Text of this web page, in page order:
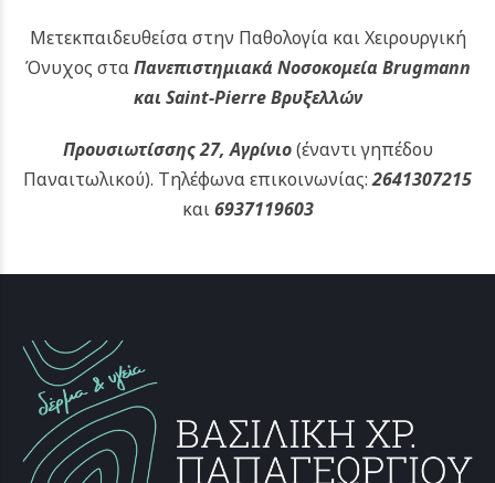
Μετεκπαιδευθείσα στην Παθολογία και Χειρουργική
Όνυχος σταΠανεπιστημιακά Νοσοκομεία Brugmann
και Saint-Pierre Βρυξελλών
Προυσιωτίσσης 27, Αγρίνιο(έναντι γηπέδου
Παναιτωλικού). Τηλέφωνα επικοινωνίας:2641307215
και6937119603